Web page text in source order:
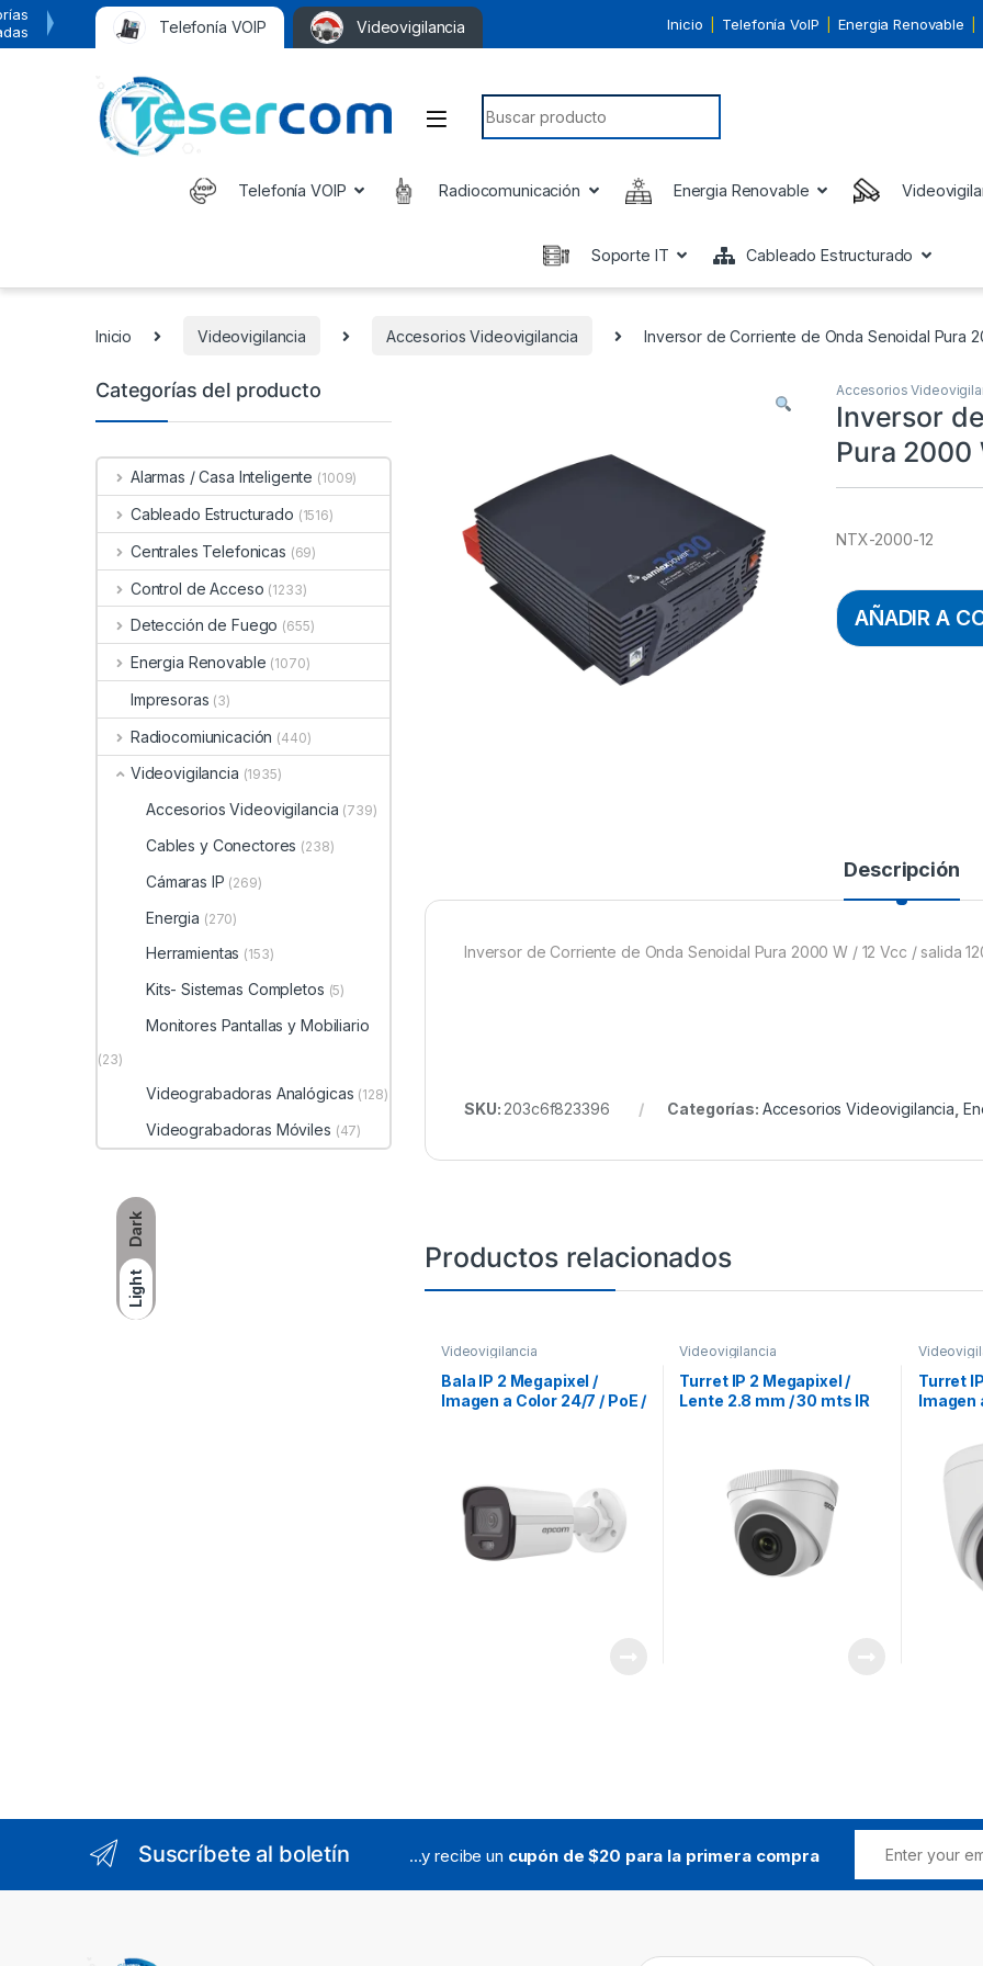
Dark
Light
Telefonía VOIP Videovigilancia Inicio Telefonía VoIP Energia Renovable
Search for:
Telefonía VOIP Radiocomunicación Energia Renovable
Soporte IT Cableado Estructurado
Inicio Videovigilancia Accesorios Videovigilancia Inversor de Corriente de Onda Senoidal Pura
Accesorios
Inversor
Pura 2000
NTX-2000-12
AÑADIR A
Descripción
Inversor de Corriente de Onda Senoidal Pura 2000 W / 12 Vcc / salida
SKU: 203c6f823396 Categorías: Accesorios Videovigilancia
Productos relacionados
Videovigilancia
Bala IP 2 Megapixel /
Imagen a Color 24/7 / PoE /
Videovigilancia
Turret IP 2 Megapixel /
Lente 2.8 mm / 30 mts IR
Turret
Imagen
30 mts
dWDR
Categorías del producto
Alarmas / Casa Inteligente (1009)
Cableado Estructurado (1516)
Centrales Telefonicas (69)
Control de Acceso (1233)
Detección de Fuego (655)
Energia Renovable (1070)
Impresoras (3)
Radiocomiunicación (440)
Videovigilancia (1935)
Accesorios Videovigilancia (739)
Cables y Conectores (238)
Cámaras IP (269)
Energia (270)
Herramientas (153)
Kits- Sistemas Completos (5)
Monitores Pantallas y Mobiliario
(23)
Videograbadoras Analógicas (128)
Videograbadoras Móviles (47)
Suscríbete al boletín ...y recibe un cupón de $20 para la primera compra